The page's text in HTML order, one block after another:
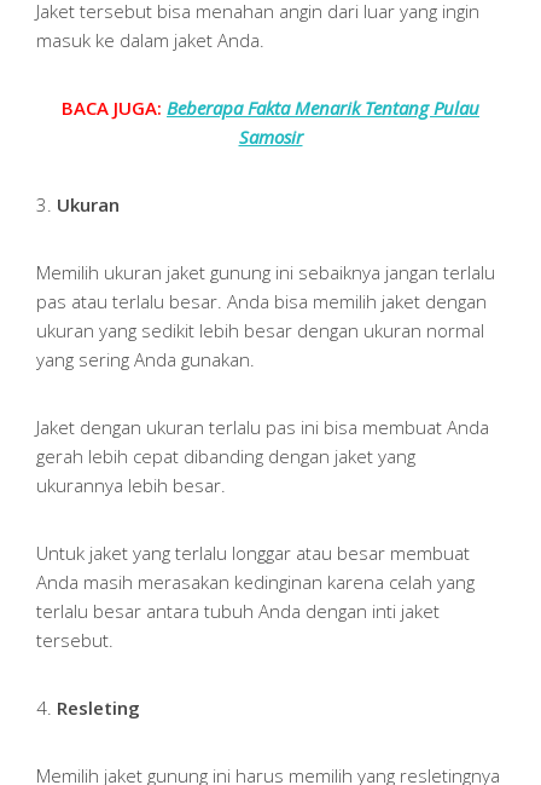
Jaket tersebut bisa menahan angin dari luar yang ingin
masuk ke dalam jaket Anda.
BACA JUGA: Beberapa Fakta Menarik Tentang Pulau
Samosir
3. Ukuran
Memilih ukuran jaket gunung ini sebaiknya jangan terlalu
pas atau terlalu besar. Anda bisa memilih jaket dengan
ukuran yang sedikit lebih besar dengan ukuran normal
yang sering Anda gunakan.
Jaket dengan ukuran terlalu pas ini bisa membuat Anda
gerah lebih cepat dibanding dengan jaket yang
ukurannya lebih besar.
Untuk jaket yang terlalu longgar atau besar membuat
Anda masih merasakan kedinginan karena celah yang
terlalu besar antara tubuh Anda dengan inti jaket
tersebut.
4. Resleting
Memilih jaket gunung ini harus memilih yang resletingnya